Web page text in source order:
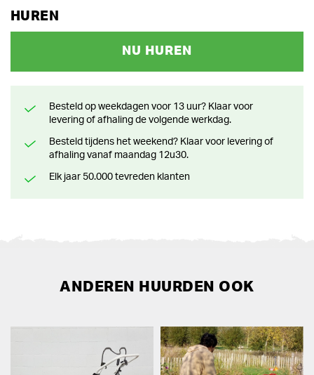
HUREN
NU HUREN
Besteld op weekdagen voor 13 uur? Klaar voor
levering of afhaling de volgende werkdag.
Besteld tijdens het weekend? Klaar voor levering of
afhaling vanaf maandag 12u30.
Elk jaar 50.000 tevreden klanten
ANDEREN HUURDEN OOK